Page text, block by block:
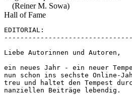
(Reiner M. Sowa)
Hall of Fame
EDITORIAL:
Liebe Autorinnen und Autoren,
ein neues Jahr - ein neuer
nun schon ins sechste
treu und haltet den Tempest
nanziellen Beiträge lebendig.